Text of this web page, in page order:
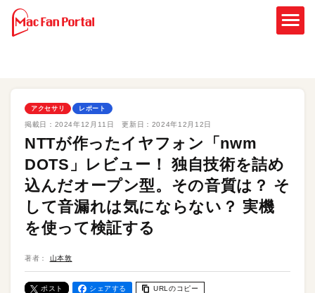
アクセサリ レポート
掲載日： 2024年12月11日 更新日： 2024年12月12日
NTTが作ったイヤフォン「nwm
DOTS」レビュー！ 独自技術を詰め
込んだオープン型。その音質は？ そ
して音漏れは気にならない？ 実機
を使って検証する
著者： 山本敦
ポスト シェアする URLのコピー